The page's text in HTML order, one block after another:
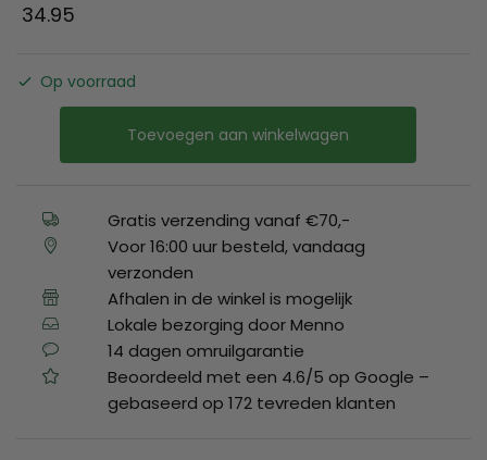
34.95
Op voorraad
Toevoegen aan winkelwagen
Gratis verzending vanaf €70,-
Voor 16:00 uur besteld, vandaag
verzonden
Afhalen in de winkel is mogelijk
Lokale bezorging door Menno
14 dagen omruilgarantie
Beoordeeld met een 4.6/5 op Google –
gebaseerd op 172 tevreden klanten